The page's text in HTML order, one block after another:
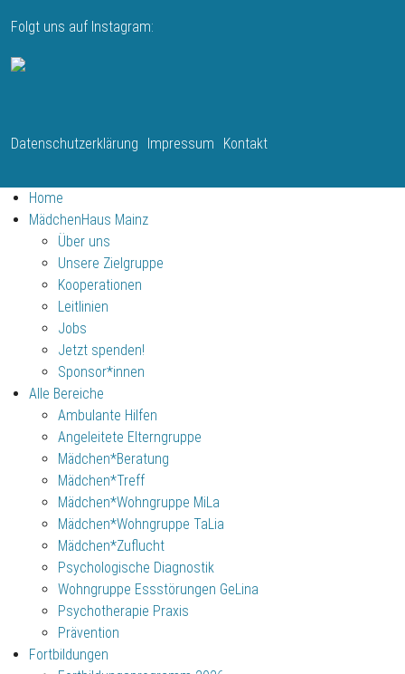
Folgt uns auf Instagram:
Fußbereich
Datenschutzerklärung Impressum Kontakt
Home
MädchenHaus Mainz
Über uns
Unsere Zielgruppe
Kooperationen
Leitlinien
Jobs
Jetzt spenden!
Sponsor*innen
Alle Bereiche
Ambulante Hilfen
Angeleitete Elterngruppe
Mädchen*Beratung
Mädchen*Treff
Mädchen*Wohngruppe MiLa
Mädchen*Wohngruppe TaLia
Mädchen*Zuflucht
Psychologische Diagnostik
Wohngruppe Essstörungen GeLina
Psychotherapie Praxis
Prävention
Fortbildungen